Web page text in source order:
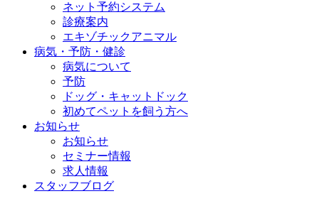
ネット予約システム
診療案内
エキゾチックアニマル
病気・予防・健診
病気について
予防
ドッグ・キャットドック
初めてペットを飼う方へ
お知らせ
お知らせ
セミナー情報
求人情報
スタッフブログ